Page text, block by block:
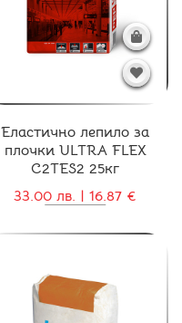
Еластично лепило за
плочки ULTRA FLEX
C2TES2 25кг
33.00 лв. | 16.87 €